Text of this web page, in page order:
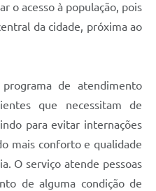
o acesso à população, pois
da cidade, próxima ao
de atendimento
que necessitam de
para evitar internações
mais conforto e qualidade
O serviço atende pessoas
de alguma condição de